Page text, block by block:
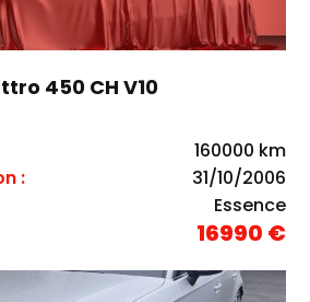
450 CH V10
160000 km
:
31/10/2006
Essence
16990 €